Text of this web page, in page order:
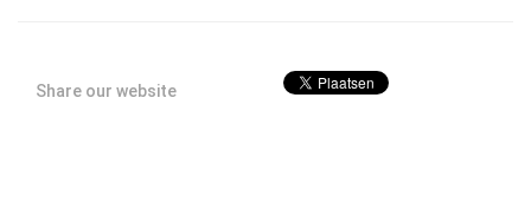
Share our website